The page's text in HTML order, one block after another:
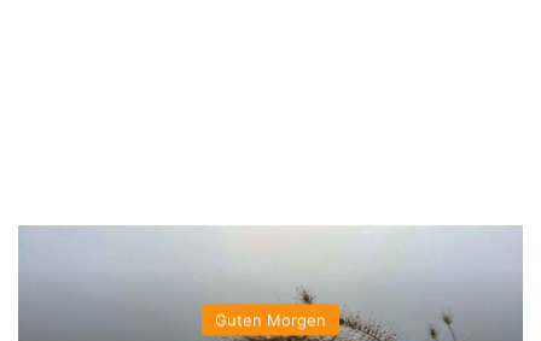
Guten Morgen